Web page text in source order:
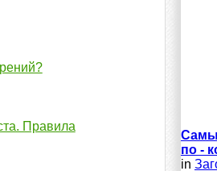
Правила
по -
in